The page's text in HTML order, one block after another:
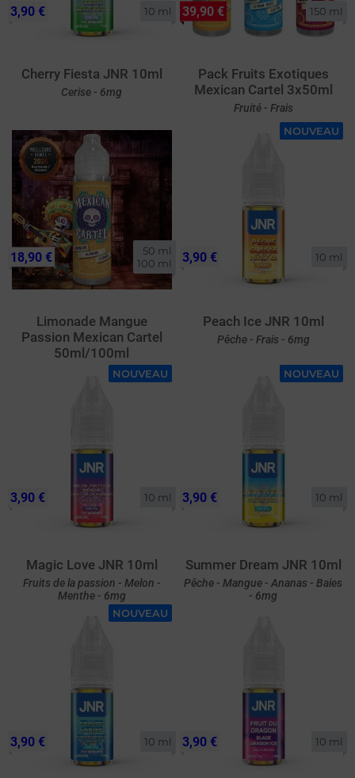
10 ml
Cherry Fiesta JNR 10ml
Cerise - 6mg
3,90 € 150 ml
Pack Fruits Exotiques
Mexican Cartel 3x50ml
Fruité - Frais
39,90 €
50 ml
100 ml
Limonade Mangue
Passion Mexican Cartel
50ml/100ml
18,90 €
NOUVEAU
10 ml
Peach Ice JNR 10ml
Pêche - Frais - 6mg
3,90 €
NOUVEAU
10 ml
Magic Love JNR 10ml
Fruits de la passion - Melon -
Menthe - 6mg
3,90 €
NOUVEAU
10 ml
Summer Dream JNR 10ml
Pêche - Mangue - Ananas - Baies
- 6mg
3,90 €
NOUVEAU
10 ml
3,90 € 10 ml
3,90 €